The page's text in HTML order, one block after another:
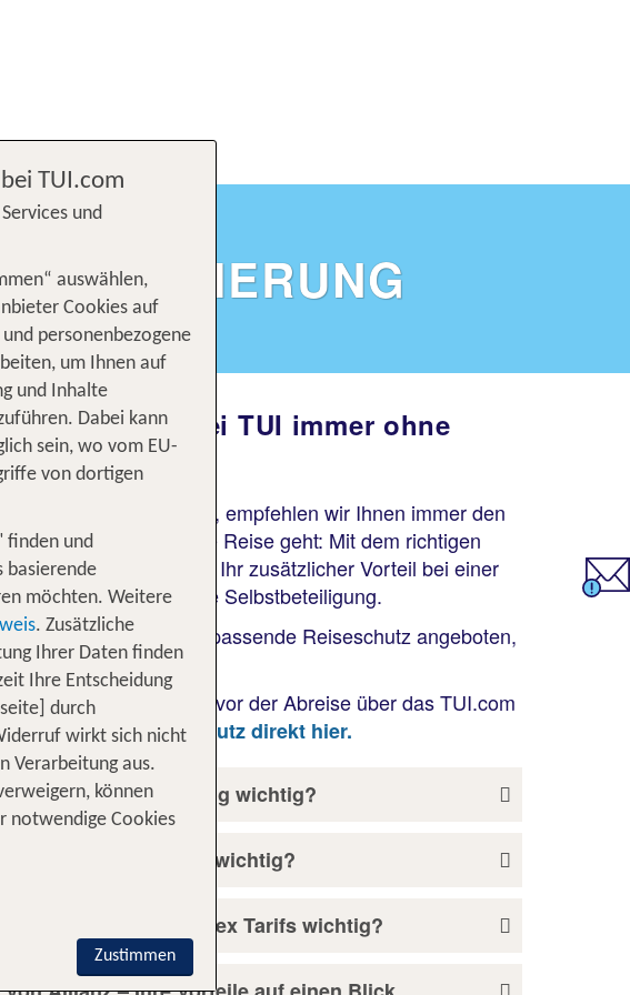
Allianz – bei TUI immer ohne
genießen können, empfehlen wir Ihnen immer den
Denn egal, wohin die Reise geht: Mit dem richtigen
auf der sicheren Seite! Ihr zusätzlicher Vorteil bei einer
zahlen Sie keine Selbstbeteiligung.
automatisch der passende Reiseschutz angeboten,
können.
auch noch bis kurz vor der Abreise über das TUI.com
Ihren Reiseschutz direkt hier.
Reiseversicherung wichtig?
während der Reise wichtig?
bei Buchung des Flex Tarifs wichtig?
TUI.com
und
auswählen,
Cookies auf
personenbezogene
um Ihnen auf
und Inhalte
Dabei kann
sein, wo vom EU-
von dortigen
finden und
basierende
möchten. Weitere
. Zusätzliche
Ihrer Daten finden
Ihre Entscheidung
durch
wirkt sich nicht
Verarbeitung aus.
können
notwendige Cookies
Zustimmen